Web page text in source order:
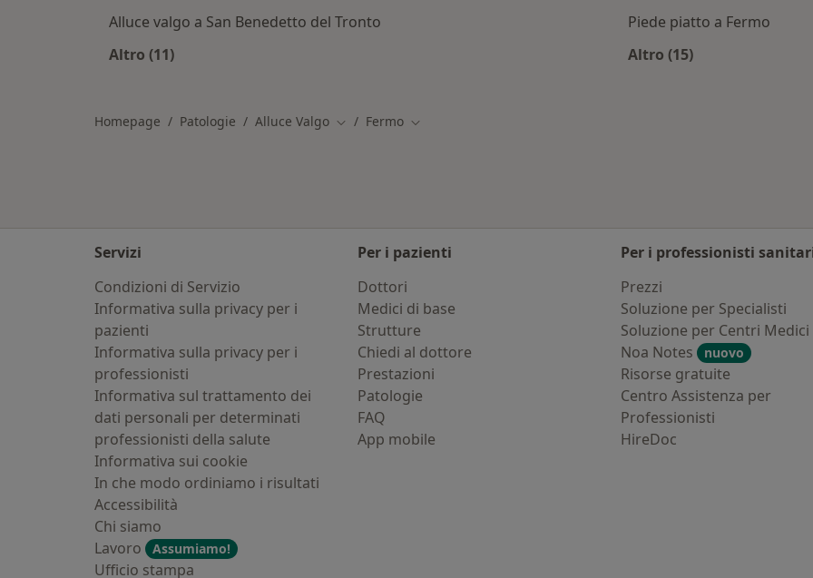
Alluce valgo a San Benedetto del Tronto
Altro (11)
Piede piatto a Fermo
Altro (15)
Homepage Patologie Alluce Valgo Cambia città
Fermo Cambia città
Servizi
Condizioni di Servizio
Informativa sulla privacy per i
pazienti
Informativa sulla privacy per i
professionisti
Informativa sul trattamento dei
dati personali per determinati
professionisti della salute
Informativa sui cookie
In che modo ordiniamo i risultati
Accessibilità
Chi siamo
Lavoro
Assumiamo!
Ufficio stampa
Per i pazienti
Dottori
Medici di base
Strutture
Chiedi al dottore
Prestazioni
Patologie
FAQ
App mobile
Per i professionisti
Prezzi
Soluzione per Specialisti
Soluzione per Centri Medici
Noa Notes
nuovo
Risorse gratuite
Centro Assistenza per
Professionisti
HireDoc